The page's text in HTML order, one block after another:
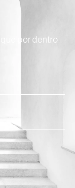
por dentro